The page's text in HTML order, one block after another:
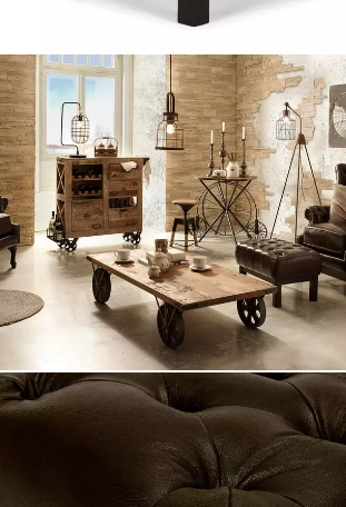
MASSIVUM
Fußhocker Hocker Chesterfield Kingsfield braun
lieferbar - in 2-3 Werktagen bei dir